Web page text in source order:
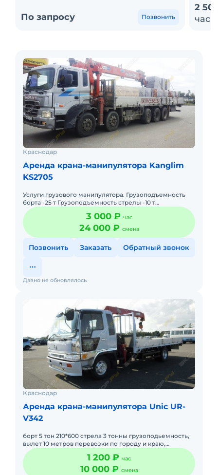
По запросу Позвонить
2
час
Краснодар
Аренда крана-манипулятора Kanglim
KS2705
Услуги грузового манипулятора. Грузоподъемность
борта -25 т Грузоподъемность стрелы -10 т
Максимальная рабочая высота 22 м Ширина борта -2,4
м Длинна борта
3 000 ₽ час
24 000 ₽ смена
Позвонить Заказать Обратный звонок
Давно не обновлялось
Краснодар
Аренда крана-манипулятора Unic UR-
V342
борт 5 тон 210*600 стрела 3 тонны грузоподьемность,
вылет 10 метров перевозки по городу и краю,
наличный безналичный расчет
1 200 ₽ час
10 000 ₽ смена